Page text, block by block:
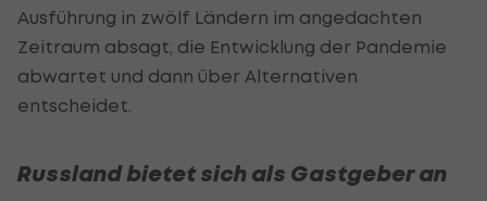
Ausführung in zwölf Ländern im angedachten
Zeitraum absagt, die Entwicklung der Pandemie
abwartet und dann über Alternativen
entscheidet.
Russland bietet sich als Gastgeber an